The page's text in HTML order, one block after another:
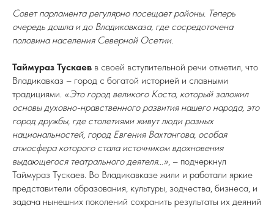
Совет парламента регулярно посещает районы. Теперь
очередь дошла и до Владикавказа, где сосредоточена
половина населения Северной Осетии.
Таймураз Тускаев в своей вступительной речи отметил, что
Владикавказ – город с богатой историей и славными
традициями. «Это город великого Коста, который заложил
основы духовно-нравственного развития нашего народа, это
город дружбы, где столетиями живут люди разных
национальностей, город Евгения Вахтангова, особая
атмосфера которого стала источником вдохновения
выдающегося театрального деятеля…», – подчеркнул
Таймураз Тускаев. Во Владикавказе жили и работали яркие
представители образования, культуры, зодчества, бизнеса, и
задача нынешних поколений сохранить результаты их деяний